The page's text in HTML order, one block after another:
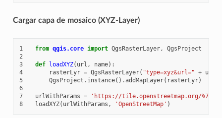
Cargar capa de mosaico (XYZ-Layer)
1 from qgis.core import QgsRasterLayer,
QgsProject
2
3
def loadXYZ( url , name):
4
rasterLyr = QgsRasterLayer( "type=xyz&url=" + url
5
QgsProject . instance() .addMapLayer( rasterLyr)
6
7
urlWithParams =
'https://tile.openstreetmap.org/%7Bz%7D/
8
loadXYZ( urlWithParams , 'OpenStreetMap' )